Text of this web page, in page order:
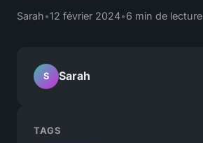
Sarah•12 février 2024•6 min de lecture
S Sarah
TAGS